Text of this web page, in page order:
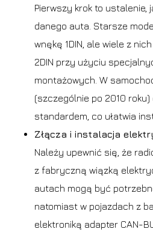
Pierwszy krok to ustalenie,
danego auta. Starsze
wnękę 1DIN, ale wiele z
2DIN przy użyciu
montażowych. W
(szczególnie po 2010
standardem, co ułatwia
Złącza i instalacja
Należy upewnić się, że
z fabryczną wiązką
autach mogą być
natomiast w pojazdach z
elektroniką adapter CAN-